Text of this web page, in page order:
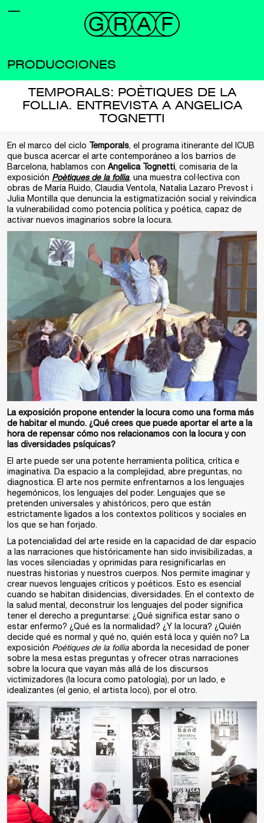
PRODUCCIONES
TEMPORALS: POÈTIQUES DE LA
FOLLIA. ENTREVISTA A ANGELICA
TOGNETTI
En el marco del ciclo Temporals, el programa itinerante del ICUB
que busca acercar el arte contemporáneo a los barrios de
Barcelona, hablamos con Angelica Tognetti, comisaria de la
exposición Poètiques de la follia, una muestra col·lectiva con
obras de María Ruido, Claudia Ventola, Natalia Lazaro Prevost i
Julia Montilla que denuncia la estigmatización social y reivindica
la vulnerabilidad como potencia política y poética, capaz de
activar nuevos imaginarios sobre la locura.
La exposición propone entender la locura como una forma más
de habitar el mundo. ¿Qué crees que puede aportar el arte a la
hora de repensar cómo nos relacionamos con la locura y con
las diversidades psíquicas?
El arte puede ser una potente herramienta política, crítica e
imaginativa. Da espacio a la complejidad, abre preguntas, no
diagnostica. El arte nos permite enfrentarnos a los lenguajes
hegemónicos, los lenguajes del poder. Lenguajes que se
pretenden universales y ahistóricos, pero que están
estrictamente ligados a los contextos políticos y sociales en
los que se han forjado.
La potencialidad del arte reside en la capacidad de dar espacio
a las narraciones que históricamente han sido invisibilizadas, a
las voces silenciadas y oprimidas para resignificarlas en
nuestras historias y nuestros cuerpos. Nos permite imaginar y
crear nuevos lenguajes críticos y poéticos. Esto es esencial
cuando se habitan disidencias, diversidades. En el contexto de
la salud mental, deconstruir los lenguajes del poder significa
tener el derecho a preguntarse: ¿Qué significa estar sano o
estar enfermo? ¿Qué es la normalidad? ¿Y la locura? ¿Quién
decide qué es normal y qué no, quién está loca y quién no? La
exposición Poétiques de la follia aborda la necesidad de poner
sobre la mesa estas preguntas y ofrecer otras narraciones
sobre la locura que vayan más allá de los discursos
victimizadores (la locura como patología), por un lado, e
idealizantes (el genio, el artista loco), por el otro.